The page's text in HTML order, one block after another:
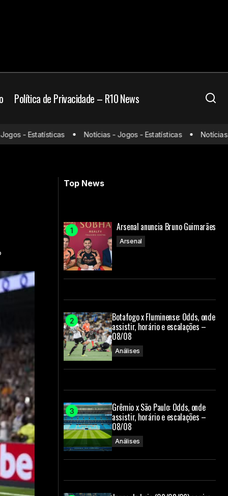
Política de Privacidade – R10 News
assistir e
Bahia x Vitória: onde assistir e
prováveis escalações
- Estatísticas Notícias - Jogos - Estatísticas Notícias -
Top News
Arsenal anuncia Bruno Guimarães
Arsenal
Botafogo x Fluminense: Odds, onde
assistir, horário e escalações –
08/08
Análises
Grêmio x São Paulo: Odds, onde
assistir, horário e escalações –
08/08
Análises